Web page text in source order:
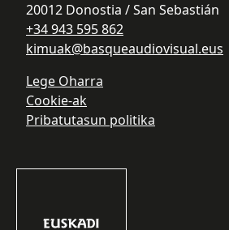
20012 Donostia / San Sebastián
+34 943 595 862
kimuak@basqueaudiovisual.eus
Lege Oharra
Cookie-ak
Pribatutasun politika